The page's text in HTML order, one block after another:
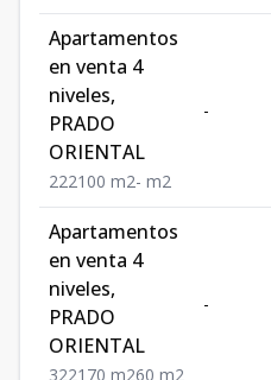
Apartamentos
en venta 4
niveles,
PRADO
ORIENTAL
222100 m2- m2
-
Apartamentos
en venta 4
niveles,
PRADO
ORIENTAL
322170 m260 m2
-